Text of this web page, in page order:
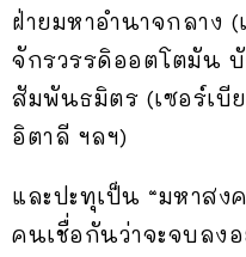
ฝ่ายมหาอำนาจกลาง
จักรวรรดิออตโตมัน บั
สัมพันธมิตร (เซอร์เบี
อิตาลี ฯลฯ)
และปะทุเป็น “มหาสง
คนเชื่อกันว่าจะจบลงอ